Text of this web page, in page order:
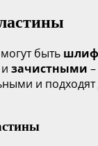
быть
и зачистными
и